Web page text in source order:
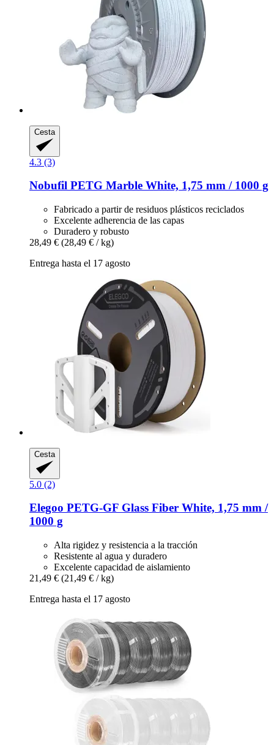
Cesta
4.3 (3)
Nobufil PETG Marble White, 1,75 mm / 1000 g
Fabricado a partir de residuos plásticos reciclados
Excelente adherencia de las capas
Duradero y robusto
28,49 € (28,49 € / kg)
Entrega hasta el 17 agosto
Cesta
5.0 (2)
Elegoo PETG-​GF Glass Fiber White, 1,75 mm /
1000 g
Alta rigidez y resistencia a la tracción
Resistente al agua y duradero
Excelente capacidad de aislamiento
21,49 € (21,49 € / kg)
Entrega hasta el 17 agosto